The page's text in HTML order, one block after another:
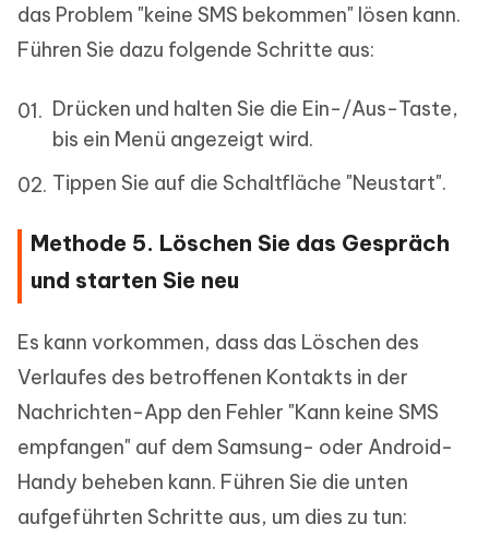
das Problem "keine SMS bekommen" lösen kann.
Führen Sie dazu folgende Schritte aus:
Drücken und halten Sie die Ein-/Aus-Taste,
bis ein Menü angezeigt wird.
Tippen Sie auf die Schaltfläche "Neustart".
Methode 5. Löschen Sie das Gespräch
und starten Sie neu
Es kann vorkommen, dass das Löschen des
Verlaufes des betroffenen Kontakts in der
Nachrichten-App den Fehler "Kann keine SMS
empfangen" auf dem Samsung- oder Android-
Handy beheben kann. Führen Sie die unten
aufgeführten Schritte aus, um dies zu tun: